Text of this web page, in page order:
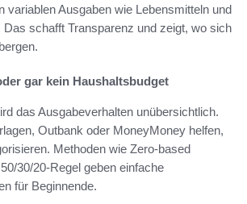
variablen Ausgaben wie Lebensmitteln und
Das schafft Transparenz und zeigt, wo sich
gar kein Haushaltsbudget
das Ausgabeverhalten unübersichtlich.
Outbank oder MoneyMoney helfen,
Methoden wie Zero-based
30/20-Regel geben einfache
für Beginnende.